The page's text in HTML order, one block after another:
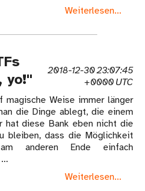
Weiterlesen...
yo!"
2018-12-30 23:07:45
+0000 UTC
Weise immer länger
die Dinge ablegt, die einem
hat diese Bank eben nicht die
bleiben, dass die Möglichkeit
anderen Ende einfach
…
Weiterlesen...